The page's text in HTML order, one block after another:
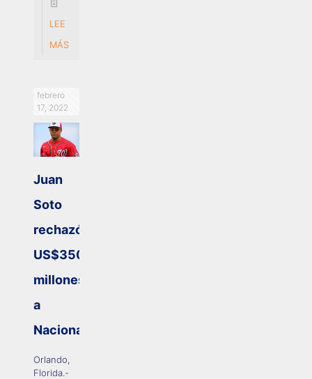
LEE
MÁS
febrero
17, 2022
Juan
Soto
rechazó
US$350
millones
a
Nacionales
Orlando,
Florida.-